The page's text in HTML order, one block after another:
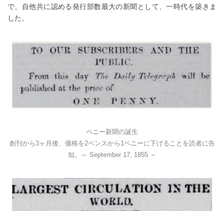
で、自他共に認める発行部数最大の新聞として、一時代を築きま
した。
ペニー新聞の誕生
創刊から3ヶ月後、価格を2ペンスから1ペニーに下げることを読者に告
知。～ September 17, 1855 ～